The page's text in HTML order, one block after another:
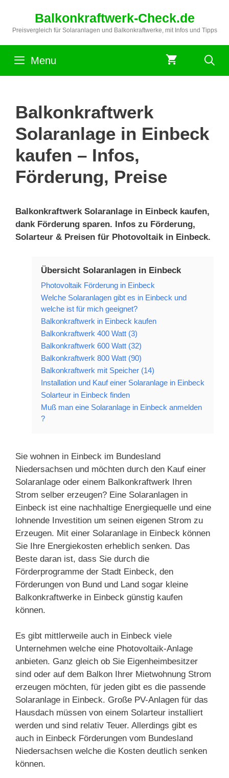
springen
Balkonkraftwerk-Check.de
Preisvergleich für Solaranlagen und Balkonkraftwerke, mit Infos und Tipps
Menu
Balkonkraftwerk
Solaranlage in Einbeck
kaufen – Infos,
Förderung, Preise
Balkonkraftwerk Solaranlage in Einbeck kaufen,
dank Förderung sparen. Infos zu Förderung,
Solarteur & Preisen für Photovoltaik in Einbeck.
Übersicht Solaranlagen in Einbeck
Photovoltaik Förderung in Einbeck
Welche Solaranlagen gibt es in Einbeck und
welche ist für mich geeignet?
Balkonkraftwerk in Einbeck kaufen
Balkonkraftwerk 400 Watt (3)
Balkonkraftwerk 600 Watt (32)
Balkonkraftwerk 800 Watt (90)
Balkonkraftwerk mit Speicher (14)
Installation und Kauf einer Solaranlage in Einbeck
Solarteur in Einbeck finden
Muß man eine Solaranlage in Einbeck anmelden
?
Sie wohnen in Einbeck im Bundesland
Niedersachsen und möchten durch den Kauf einer
Solaranlage oder einem Balkonkraftwerk Ihren
Strom selber erzeugen? Eine Solaranlagen in
Einbeck ist eine nachhaltige Energiequelle und eine
lohnende Investition um seinen eigenen Strom zu
Erzeugen. Mit einer Solaranlage in Einbeck können
Sie Ihre Energiekosten erheblich senken. Das
Beste daran ist, dass Sie durch die
Förderprogramme der Stadt Einbeck, den
Förderungen von Bund und Land sogar kleine
Balkonkraftwerke in Einbeck günstig kaufen
können.
Es gibt mittlerweile auch in Einbeck viele
Unternehmen welche eine Photovoltaik-Anlage
anbieten. Ganz gleich ob Sie Eigenheimbesitzer
sind oder auf dem Balkon Ihrer Mietwohnung Strom
erzeugen möchten, für jeden gibt es die passende
Solaranlage in Einbeck. Große PV-Anlagen für das
Hausdach müssen von einem Solarteur installiert
werden und sind relativ Teuer. Allerdings gibt es
auch in Einbeck Förderungen vom Bundesland
Niedersachsen welche die Kosten deutlich senken
können.